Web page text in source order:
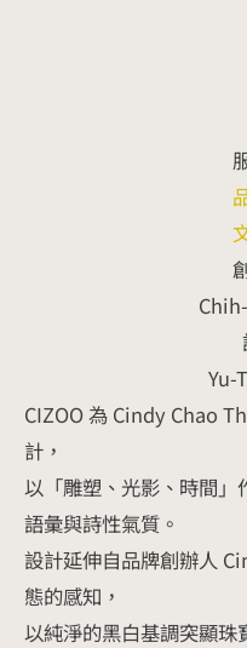
Yu-
CIZOO 為 Cindy Chao
計，
以「雕塑、光影、時間
語彙與詩性氣質。
設計延伸自品牌創辦人
態的感知，
以純淨的黑白基調突顯